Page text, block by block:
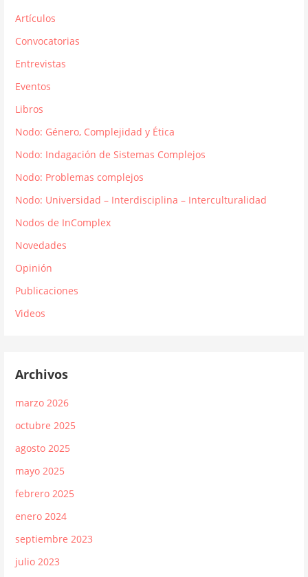
Artículos
Convocatorias
Entrevistas
Eventos
Libros
Nodo: Género, Complejidad y Ética
Nodo: Indagación de Sistemas Complejos
Nodo: Problemas complejos
Nodo: Universidad – Interdisciplina – Interculturalidad
Nodos de InComplex
Novedades
Opinión
Publicaciones
Videos
Archivos
marzo 2026
octubre 2025
agosto 2025
mayo 2025
febrero 2025
enero 2024
septiembre 2023
julio 2023